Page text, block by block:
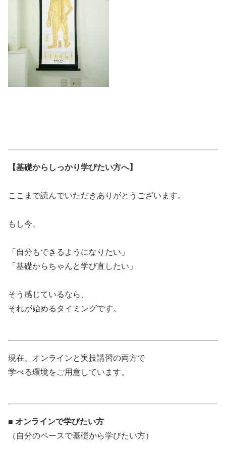
【基礎からしっかり学びたい方へ】
ここまで読んでいただきありがとうございます。
もし今、
「自分もできるようになりたい」
「基礎からちゃんと学び直したい」
そう感じているなら、
それが始めるタイミングです。
現在、オンラインと実技講習の両方で
学べる環境をご用意しています。
■ オンラインで学びたい方
（自分のペースで基礎から学びたい方）